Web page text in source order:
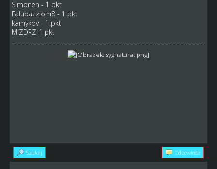
Simonen - 1 pkt
Falubazziom8 - 1 pkt
kamykov - 1 pkt
MIZDRZ-1 pkt
Szukaj Odpowiedz